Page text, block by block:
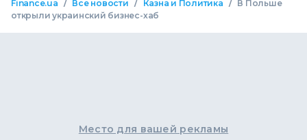
Finance.ua / Все новости / Казна и Политика / В Польше
открыли украинский бизнес-хаб
Место для вашей рекламы